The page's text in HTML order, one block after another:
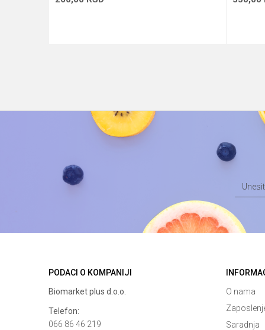
PODACI O KOMPANIJI
Biomarket plus d.o.o.
Telefon:
066 86 46 219
O nama
Saradnja